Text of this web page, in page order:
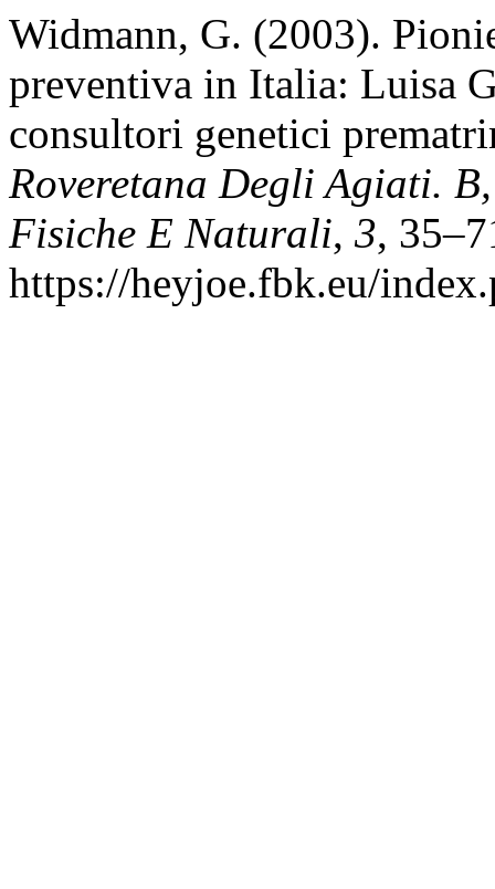
Widmann, G. (2003).
preventiva in Italia: Luisa
consultori genetici
Roveretana Degli Agiati.
Fisiche E Naturali, 3,
https://heyjoe.fbk.eu/